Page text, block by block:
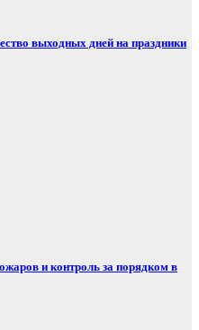
выходных дней на праздники
и контроль за порядком в